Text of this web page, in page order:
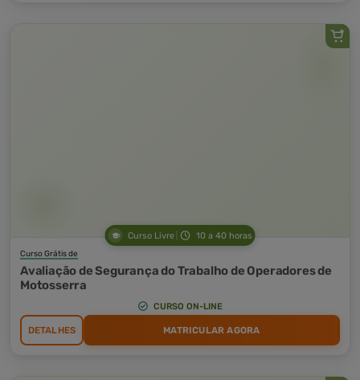
Curso Livre 10 a 40 horas
Curso Grátis de
Avaliação de Segurança do Trabalho de Operadores de
Motosserra
CURSO ON-LINE
DETALHES MATRICULAR AGORA